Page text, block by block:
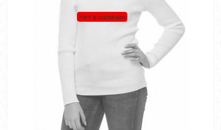
Нет в наличии